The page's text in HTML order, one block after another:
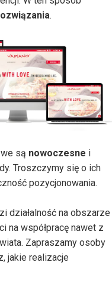
.
są nowoczesne i
Troszczymy się o ich
pozycjonowania.
działalność na obszarze
na współpracę nawet z
Zapraszamy osoby
jakie realizacje